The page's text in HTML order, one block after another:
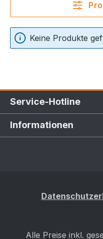
Keine Produkte
Service-Hotline
Informationen
Alle Preise inkl.